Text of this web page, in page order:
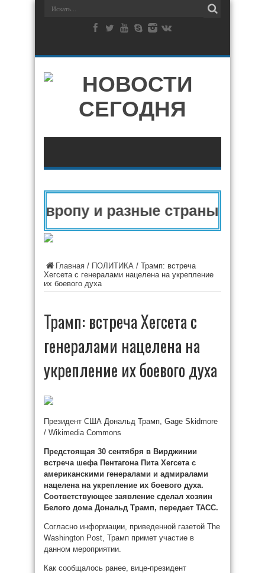
в Европу и разные страны мира в
Главная / ПОЛИТИКА / Трамп: встреча
Хегсета с генералами нацелена на укрепление
их боевого духа
Трамп: встреча Хегсета с
генералами нацелена на
укрепление их боевого духа
Президент США Дональд Трамп, Gage Skidmore
/ Wikimedia Commons
Предстоящая 30 сентября в Вирджинии
встреча шефа Пентагона Пита Хегсета с
американскими генералами и адмиралами
нацелена на укрепление их боевого духа.
Соответствующее заявление сделал хозяин
Белого дома Дональд Трамп, передает ТАСС.
Согласно информации, приведенной газетой The
Washington Post, Трамп примет участие в
данном мероприятии.
Как сообщалось ранее, вице-президент